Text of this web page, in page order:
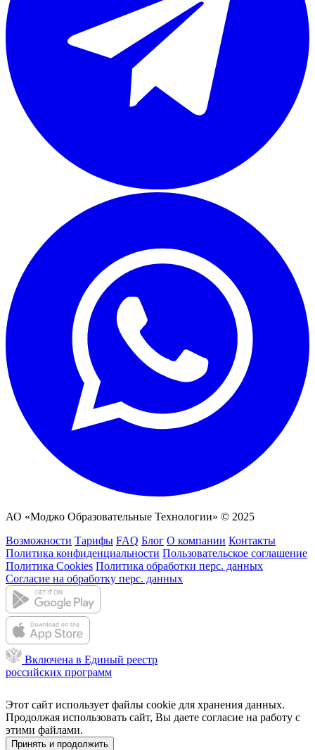
АО «Моджо Образовательные Технологии» © 2025
Возможности Тарифы FAQ Блог О компании Контакты
Политика конфиденциальности Пользовательское соглашение
Политика Cookies Политика обработки перс. данных
Согласие на обработку перс. данных
Включена в Единый реестр
российских программ
Этот сайт использует файлы cookie для хранения данных.
Продолжая использовать сайт, Вы даете согласие на работу с
этими файлами.
Принять и продолжить